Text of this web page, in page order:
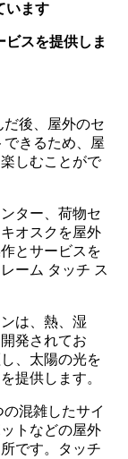
います
ビスを提供しま
後、屋外のセ
きるため、屋
しむことがで
ター、荷物セ
オスクを屋外
とサービスを
ーム タッチ ス
は、熱、湿
発されてお
、太陽の光を
提供します。
混雑したサイ
トなどの屋外
です。タッチ